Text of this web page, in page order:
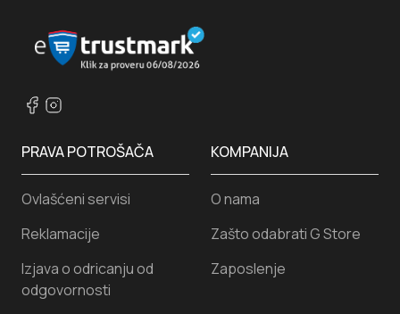
PRAVA POTROŠAČA
Ovlašćeni servisi
Reklamacije
Izjava o odricanju od
odgovornosti
KOMPANIJA
O nama
Zašto odabrati G Store
Zaposlenje